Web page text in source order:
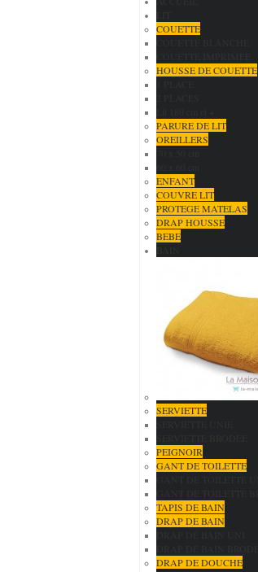
COUETTE
HOUSSE DE COUETTE
PARURE DE LIT
OREILLERS
ENFANT
COUVRE LIT
PROTEGE MATELAS
DRAP HOUSSE
BEBE
SERVIETTE
PEIGNOIR
GANT DE TOILETTE
TAPIS DE BAIN
DRAP DE BAIN
DRAP DE DOUCHE